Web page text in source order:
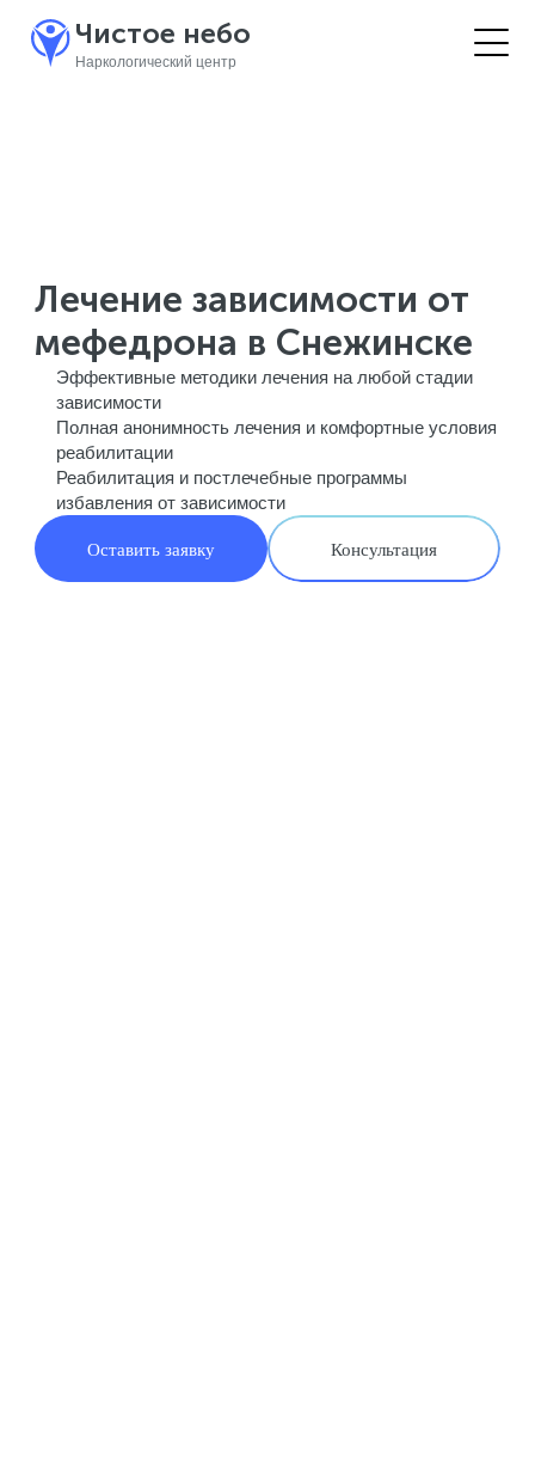
Чистое небо
Наркологический центр
Лечение зависимости от
мефедрона в Снежинске
Эффективные методики лечения на любой стадии
зависимости
Полная анонимность лечения и комфортные условия
реабилитации
Реабилитация и постлечебные программы
избавления от зависимости
Оставить заявку Консультация